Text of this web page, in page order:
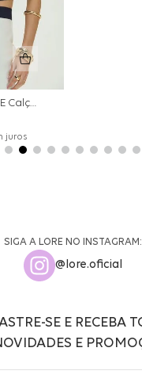
Conjunto Top E Calça Wide Leg Bicolor Alfaitaria - Off White
juros
SIGA A LORE NO INSTAGRAM:
@lore.oficial
SE E RECEBA
E